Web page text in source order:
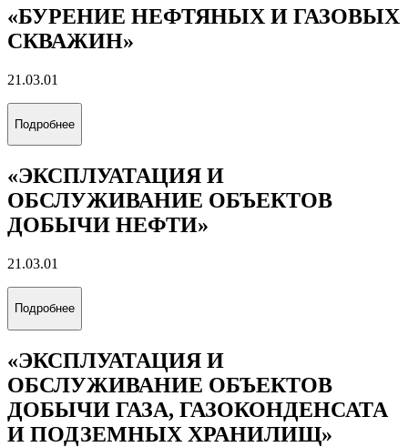
«БУРЕНИЕ НЕФТЯНЫХ И ГАЗОВЫХ
СКВАЖИН»
21.03.01
Подробнее
«ЭКСПЛУАТАЦИЯ И
ОБСЛУЖИВАНИЕ ОБЪЕКТОВ
ДОБЫЧИ НЕФТИ»
21.03.01
Подробнее
«ЭКСПЛУАТАЦИЯ И
ОБСЛУЖИВАНИЕ ОБЪЕКТОВ
ДОБЫЧИ ГАЗА, ГАЗОКОНДЕНСАТА
И ПОДЗЕМНЫХ ХРАНИЛИЩ»